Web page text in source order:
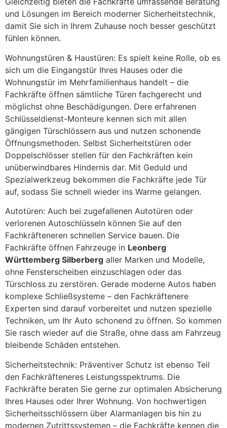
und Lösungen im Bereich moderner Sicherheitstechnik,
damit Sie sich in Ihrem Zuhause noch besser geschützt
fühlen können.
Wohnungstüren & Haustüren: Es spielt keine Rolle, ob es
sich um die Eingangstür Ihres Hauses oder die
Wohnungstür im Mehrfamilienhaus handelt – die
Fachkräfte öffnen sämtliche Türen fachgerecht und
möglichst ohne Beschädigungen. Dere erfahrenen
Schlüsseldienst-Monteure kennen sich mit allen
gängigen Türschlössern aus und nutzen schonende
Öffnungsmethoden. Selbst Sicherheitstüren oder
Doppelschlösser stellen für den Fachkräften kein
unüberwindbares Hindernis dar. Mit Geduld und
Spezialwerkzeug bekommen die Fachkräfte jede Tür
auf, sodass Sie schnell wieder ins Warme gelangen.
Autotüren: Auch bei zugefallenen Autotüren oder
verlorenen Autoschlüsseln können Sie auf den
Fachkräfteneren schnellen Service bauen. Die
Fachkräfte öffnen Fahrzeuge in Leonberg
Württemberg Silberberg aller Marken und Modelle,
ohne Fensterscheiben einzuschlagen oder das
Türschloss zu zerstören. Gerade moderne Autos haben
komplexe Schließsysteme – den Fachkräftenere
Experten sind darauf vorbereitet und nutzen spezielle
Techniken, um Ihr Auto schonend zu öffnen. So kommen
Sie rasch wieder auf die Straße, ohne dass am Fahrzeug
bleibende Schäden entstehen.
Sicherheitstechnik: Präventiver Schutz ist ebenso Teil
den Fachkräfteneres Leistungsspektrums. Die
Fachkräfte beraten Sie gerne zur optimalen Absicherung
Ihres Hauses oder Ihrer Wohnung. Von hochwertigen
Sicherheitsschlössern über Alarmanlagen bis hin zu
modernen Zutrittssystemen – die Fachkräfte kennen die